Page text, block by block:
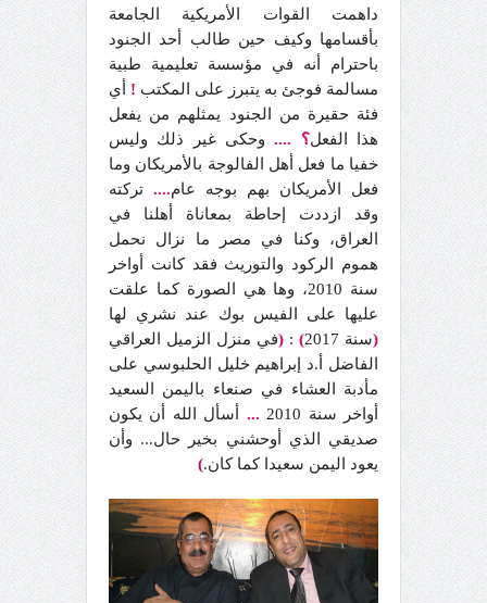
داهمت القوات الأمريكية الجامعة
بأقسامها وكيف حين طالب أحد الجنود
باحترام أنه في مؤسسة تعليمية طبية
مسالمة فوجئ به يتبرز على المكتب ! أي
فئة حقيرة من الجنود يمثلهم من يفعل
هذا الفعل؟ ....وحكى غير ذلك وليس
خفيا ما فعل أهل الفالوجة بالأمريكان وما
فعل الأمريكان بهم بوجه عام.... تركته
وقد ازددت إحاطة بمعاناة أهلنا في
العراق، وكنا في مصر ما نزال نحمل
هموم الركود والتوريث فقد كانت أواخر
سنة 2010، وها هي الصورة كما علقت
عليها على الفيس بوك عند نشري لها
(سنة 2017 )
:
(في منزل الزميل العراقي
الفاضل أ.د إبراهيم خليل الحلبوسي على
مأدبة العشاء في صنعاء باليمن السعيد
أواخر سنة 2010
... أسأل الله أن يكون
صديقي الذي أوحشني بخير حال... وأن
يعود اليمن سعيدا كما كان.)